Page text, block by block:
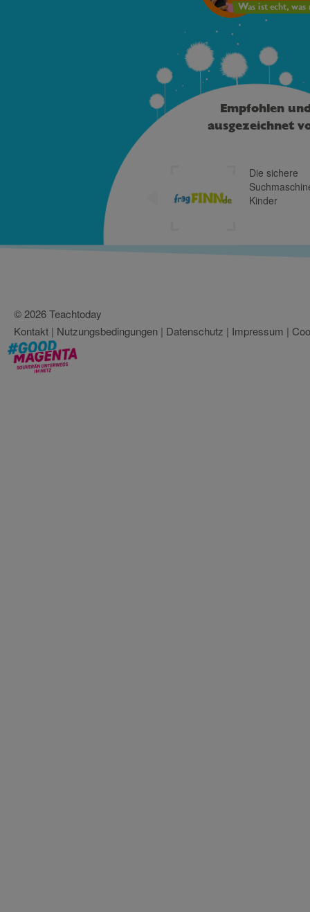
Was ist echt, was
Empfohlen
ausgezeichnet
Die sichere
Kinder
© 2026 Teachtoday
Kontakt | Nutzungsbedingungen | Datenschutz | Impressum |